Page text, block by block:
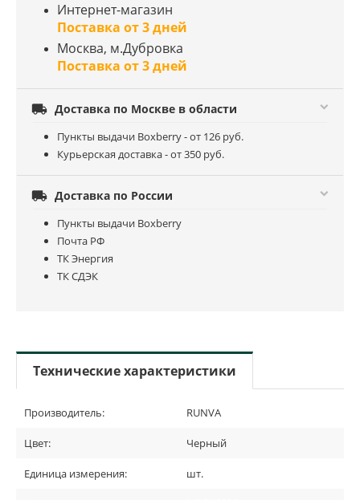
Интернет-магазин
Поставка от 3 дней
Москва, м.Дубровка
Поставка от 3 дней
 Доставка по Москве в области
Пункты выдачи Boxberry - от 126 руб.
Курьерская доставка - от 350 руб.
 Доставка по России
Пункты выдачи Boxberry
Почта РФ
ТК Энергия
ТК СДЭК
Технические характеристики
Производитель: RUNVA
Цвет: Черный
Единица измерения: шт.